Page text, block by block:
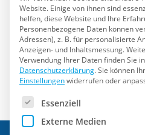
Website. Einige von ihnen sind
helfen, diese Website und Ihre
Personenbezogene Daten können
Adressen), z. B. für personalisierte
Anzeigen- und Inhaltsmessung.
Verwendung Ihrer Daten finden Sie
Datenschutzerklärung.Sie können
Einstellungenwiderrufen oder
Es folgt eine Liste der
Essenziell
Externe Medien